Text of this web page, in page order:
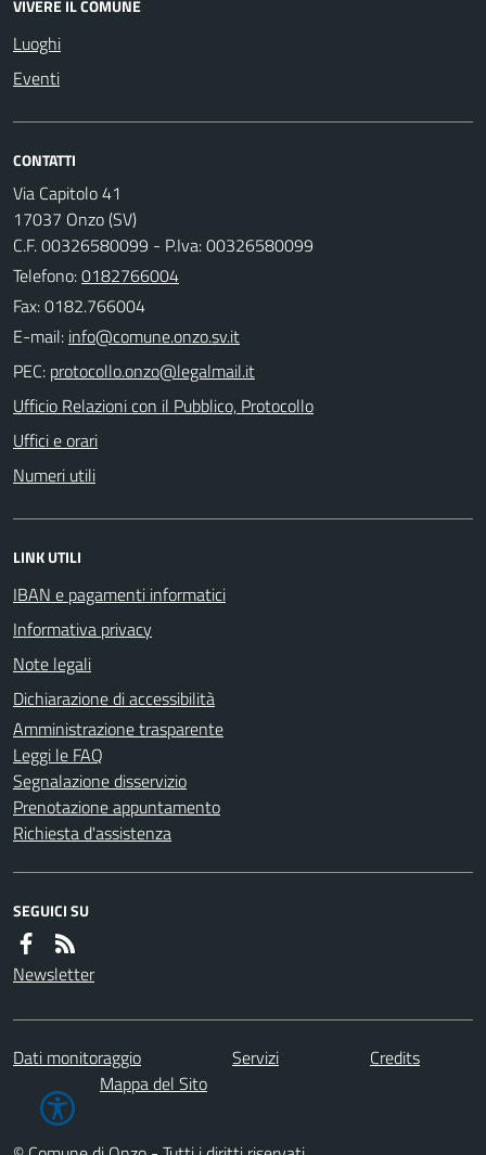
VIVERE IL COMUNE
Luoghi
Eventi
CONTATTI
Via Capitolo 41
17037 Onzo (SV)
C.F. 00326580099 - P.Iva: 00326580099
Telefono:0182766004
Fax: 0182.766004
E-mail:
PEC:
Ufficio Relazioni con il Pubblico, Protocollo
Uffici e orari
Numeri utili
LINK UTILI
IBAN e pagamenti informatici
Informativa privacy
Note legali
Dichiarazione di accessibilità
Amministrazione trasparente
Leggi le FAQ
Segnalazione disservizio
Prenotazione appuntamento
Richiesta d'assistenza
SEGUICI SU
Newsletter
Dati monitoraggio Servizi
Credits
Mappa del Sito